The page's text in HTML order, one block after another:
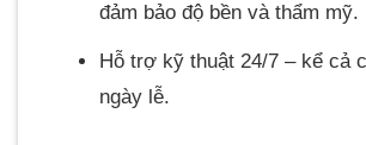
đảm bảo độ bền và thẩm mỹ.
Hỗ trợ kỹ thuật 24/7 – kể cả
ngày lễ.